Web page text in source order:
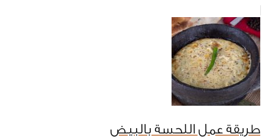
طريقة عمل اللحسة بالبيض